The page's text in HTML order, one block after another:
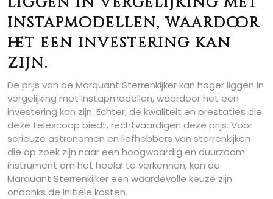
instapmodellen, waardoor
het een investering kan
zijn.
De prijs van de Marquant Sterrenkijker kan hoger liggen in
vergelijking met instapmodellen, waardoor het een
investering kan zijn. Echter, de kwaliteit en prestaties die
deze telescoop biedt, rechtvaardigen deze prijs. Voor
serieuze astronomen en liefhebbers van sterrenkijken
die op zoek zijn naar een hoogwaardig en duurzaam
instrument om het heelal te verkennen, kan de
Marquant Sterrenkijker een waardevolle keuze zijn
ondanks de initiële kosten.